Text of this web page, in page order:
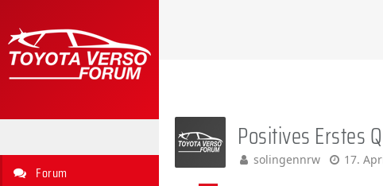
Forum
Positives Erstes
solingennrw 17.